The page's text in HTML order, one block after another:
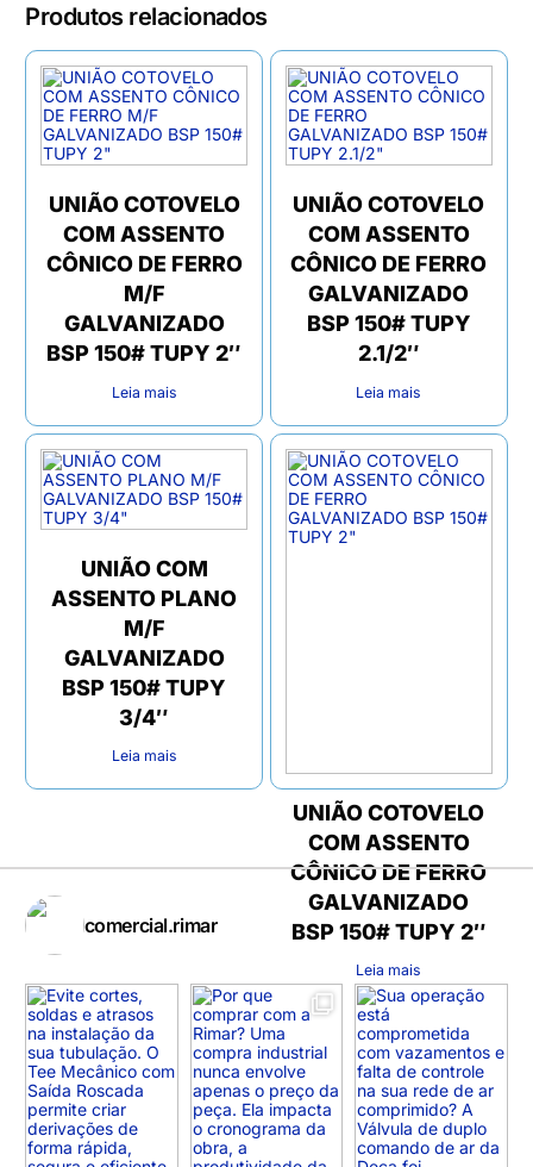
Produtos relacionados
UNIÃO COTOVELO
COM ASSENTO
CÔNICO DE FERRO
M/F
GALVANIZADO
BSP 150# TUPY 2″
Leia mais
UNIÃO COTOVELO
COM ASSENTO
CÔNICO DE FERRO
GALVANIZADO
BSP 150# TUPY
2.1/2″
Leia mais
UNIÃO COM
ASSENTO PLANO
M/F
GALVANIZADO
BSP 150# TUPY
3/4″
Leia mais
UNIÃO COTOVELO
COM ASSENTO
CÔNICO DE FERRO
GALVANIZADO
BSP 150# TUPY 2″
Leia mais
comercial.rimar